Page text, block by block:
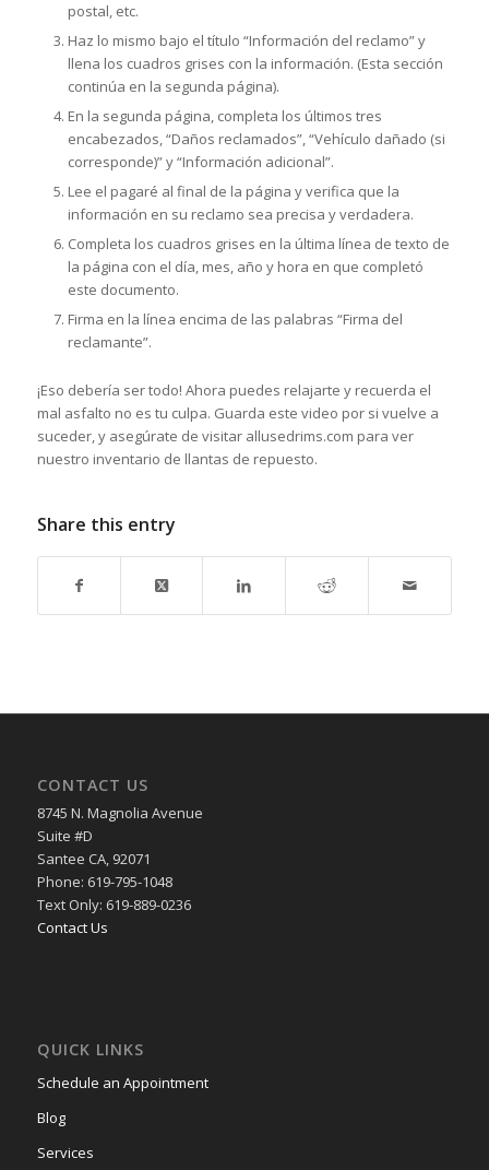
postal, etc.
Haz lo mismo bajo el título “Información del reclamo” y
llena los cuadros grises con la información. (Esta sección
continúa en la segunda página).
En la segunda página, completa los últimos tres
encabezados, “Daños reclamados”, “Vehículo dañado (si
corresponde)” y “Información adicional”.
Lee el pagaré al final de la página y verifica que la
información en su reclamo sea precisa y verdadera.
Completa los cuadros grises en la última línea de texto de
la página con el día, mes, año y hora en que completó
este documento.
Firma en la línea encima de las palabras “Firma del
reclamante”.
¡Eso debería ser todo! Ahora puedes relajarte y recuerda el
mal asfalto no es tu culpa. Guarda este video por si vuelve a
suceder, y asegúrate de visitar allusedrims.com para ver
nuestro inventario de llantas de repuesto.
Share this entry
CONTACT US
8745 N. Magnolia Avenue
Suite #D
Santee CA, 92071
Phone: 619-795-1048
Text Only: 619-889-0236
Contact Us
QUICK LINKS
Schedule an Appointment
Blog
Services